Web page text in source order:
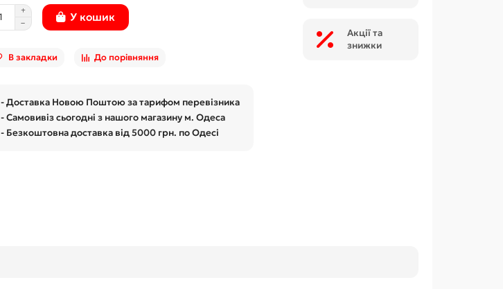
У кошик
В закладки До порівняння
- Доставка Новою Поштою за тарифом перевізника
- Самовивіз сьогодні з нашого магазину м. Одеса
- Безкоштовна доставка від 5000 грн. по Одесі
Акції та
знижки